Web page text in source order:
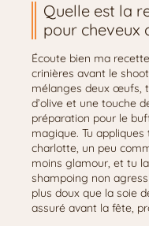
Quelle est la
pour cheveux
Écoute bien ma
crinières avant le
mélanges deux œufs,
d’olive et une touche
préparation pour le
magique. Tu
charlotte, un peu
moins glamour, et tu
shampoing non
plus doux que la soie
assuré avant la fête,